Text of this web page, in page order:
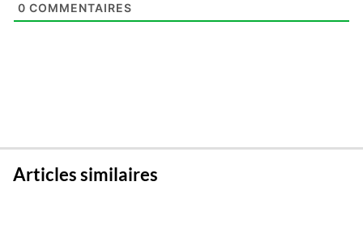
0 COMMENTAIRES
Articles similaires